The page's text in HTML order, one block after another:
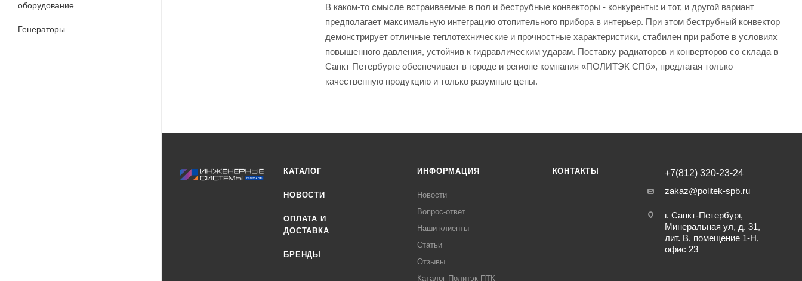
оборудование
Генераторы
В каком-то смысле встраиваемые в пол и беструбные конвекторы - конкуренты: и тот, и другой вариант
предполагает максимальную интеграцию отопительного прибора в интерьер. При этом беструбный конвектор
демонстрирует отличные теплотехнические и прочностные характеристики, стабилен при работе в условиях
повышенного давления, устойчив к гидравлическим ударам. Поставку радиаторов и конверторов со склада в
Санкт Петербурге обеспечивает в городе и регионе компания «ПОЛИТЭК СПб», предлагая только
качественную продукцию и только разумные цены.
КАТАЛОГ
НОВОСТИ
ОПЛАТА И
ДОСТАВКА
БРЕНДЫ
ИНФОРМАЦИЯ
Новости
Вопрос-ответ
Наши клиенты
Статьи
Отзывы
Каталог Политэк-ПТК
КОНТАКТЫ
+7(812) 320-23-24
zakaz@politek-spb.ru
г. Санкт-Петербург,
Минеральная ул, д. 31,
лит. В, помещение 1-Н,
офис 23